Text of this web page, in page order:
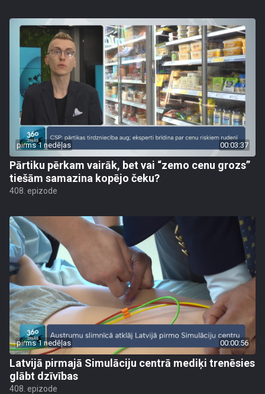
pirms 1 nedēļas 00:03:37
Pārtiku pērkam vairāk, bet vai “zemo cenu grozs”
tiešām samazina kopējo čeku?
408. epizode
pirms 1 nedēļas 00:00:56
Latvijā pirmajā Simulāciju centrā mediķi trenēsies
glābt dzīvības
408. epizode